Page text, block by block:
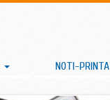
NOTI-PRINTA